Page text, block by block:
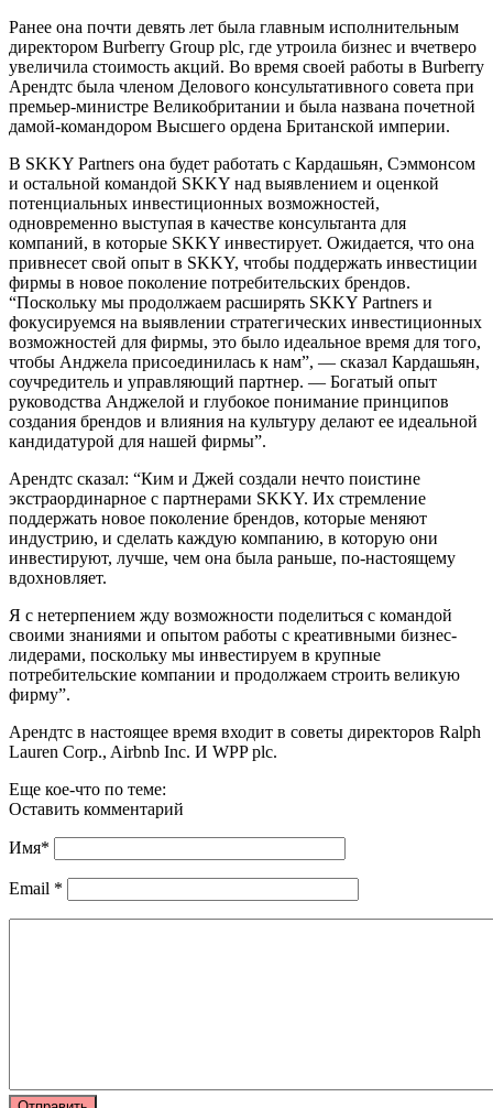
Ранее она почти девять лет была главным исполнительным
директором Burberry Group plc, где утроила бизнес и вчетверо
увеличила стоимость акций. Во время своей работы в Burberry
Арендтс была членом Делового консультативного совета при
премьер-министре Великобритании и была названа почетной
дамой-командором Высшего ордена Британской империи.
В SKKY Partners она будет работать с Кардашьян, Сэммонсом
и остальной командой SKKY над выявлением и оценкой
потенциальных инвестиционных возможностей,
одновременно выступая в качестве консультанта для
компаний, в которые SKKY инвестирует. Ожидается, что она
привнесет свой опыт в SKKY, чтобы поддержать инвестиции
фирмы в новое поколение потребительских брендов.
“Поскольку мы продолжаем расширять SKKY Partners и
фокусируемся на выявлении стратегических инвестиционных
возможностей для фирмы, это было идеальное время для того,
чтобы Анджела присоединилась к нам”, — сказал Кардашьян,
соучредитель и управляющий партнер. — Богатый опыт
руководства Анджелой и глубокое понимание принципов
создания брендов и влияния на культуру делают ее идеальной
кандидатурой для нашей фирмы”.
Арендтс сказал: “Ким и Джей создали нечто поистине
экстраординарное с партнерами SKKY. Их стремление
поддержать новое поколение брендов, которые меняют
индустрию, и сделать каждую компанию, в которую они
инвестируют, лучше, чем она была раньше, по-настоящему
вдохновляет.
Я с нетерпением жду возможности поделиться с командой
своими знаниями и опытом работы с креативными бизнес-
лидерами, поскольку мы инвестируем в крупные
потребительские компании и продолжаем строить великую
фирму”.
Арендтс в настоящее время входит в советы директоров Ralph
Lauren Corp., Airbnb Inc. И WPP plc.
Еще кое-что по теме:
Оставить комментарий
Имя*
Email *